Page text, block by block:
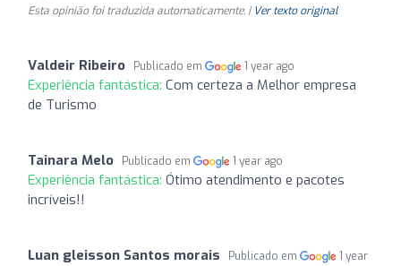
Esta opinião foi traduzida automaticamente. | Ver texto original
Valdeir Ribeiro Publicado em 1 year ago
Experiência fantástica: Com certeza a Melhor empresa
de Turismo
Tainara Melo Publicado em 1 year ago
Experiência fantástica: Ótimo atendimento e pacotes
incríveis!!
Luan gleisson Santos morais Publicado em
1 year